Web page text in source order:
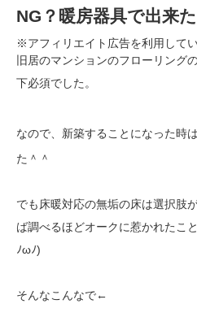
NG？暖房器具で出来
※アフィリエイト広告を利用して
旧居のマンションのフローリング
下必須でした。
なので、新築することになった時は
た＾＾
でも床暖対応の無垢の床は選択肢
ば調べるほどオークに惹かれたこ
ﾉωﾉ)
そんなこんなで←